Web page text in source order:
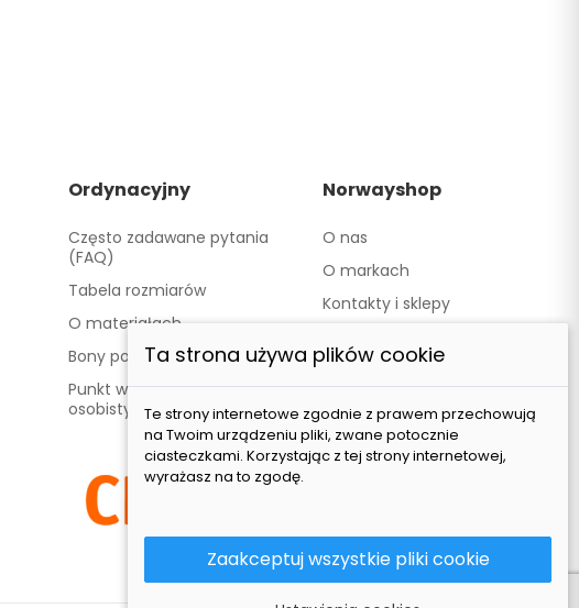
Ordynacyjny
Często zadawane pytania
(FAQ)
Tabela rozmiarów
O materiałach
Bony podarunkowe
Punkt wydawania - Odbiór
osobisty
Norwayshop
O nas
O markach
Kontakty i sklepy
Nasza marka TATLAND
Ta strona używa plików cookie
Te strony internetowe zgodnie z prawem przechowują
na Twoim urządzeniu pliki, zwane potocznie
ciasteczkami. Korzystając z tej strony internetowej,
wyrażasz na to zgodę.
Zaakceptuj wszystkie pliki cookie